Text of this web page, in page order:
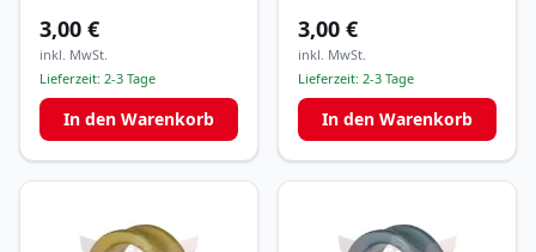
3,00 €
inkl. MwSt.
Lieferzeit: 2-3 Tage
In den Warenkorb
3,00 €
inkl. MwSt.
Lieferzeit: 2-3 Tage
In den Warenkorb